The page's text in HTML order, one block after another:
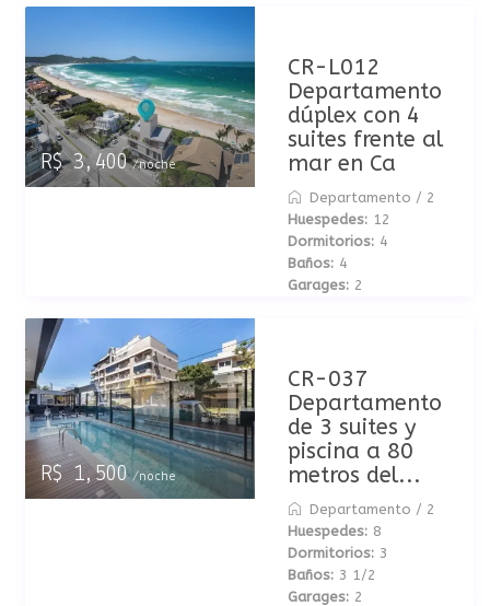
R$ 3,400/noche
CR-L012
Departamento
dúplex con 4
suites frente al
mar en Ca
Departamento / 2
Huespedes: 12
Dormitorios: 4
Baños: 4
Garages: 2
R$ 1,500/noche
CR-037
Departamento
de 3 suites y
piscina a 80
metros del...
Departamento / 2
Huespedes: 8
Dormitorios: 3
Baños: 3 1/2
Garages: 2